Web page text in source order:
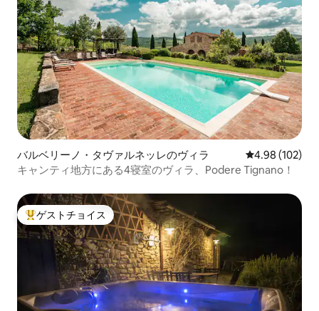
バルベリーノ・タヴァルネッレのヴィラ レビュー102
4.98 (102)
キャンティ地方にある4寝室のヴィラ、Podere Tignano！
大好評のゲストチョイスです。
ゲストチョイス